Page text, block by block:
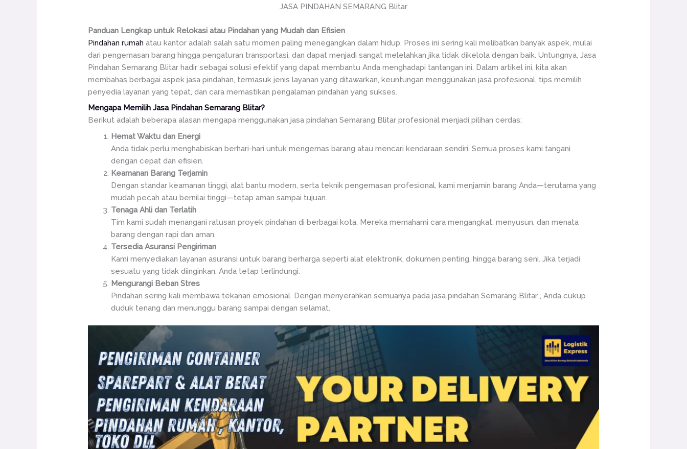
JASA PINDAHAN SEMARANG Blitar
Panduan Lengkap untuk Relokasi atau Pindahan yang Mudah dan Efisien
Pindahan rumah atau kantor adalah salah satu momen paling menegangkan dalam hidup. Proses ini sering kali melibatkan banyak aspek, mulai
dari pengemasan barang hingga pengaturan transportasi, dan dapat menjadi sangat melelahkan jika tidak dikelola dengan baik. Untungnya, Jasa
Pindahan Semarang Blitar hadir sebagai solusi efektif yang dapat membantu Anda menghadapi tantangan ini. Dalam artikel ini, kita akan
membahas berbagai aspek jasa pindahan, termasuk jenis layanan yang ditawarkan, keuntungan menggunakan jasa profesional, tips memilih
penyedia layanan yang tepat, dan cara memastikan pengalaman pindahan yang sukses.
Mengapa Memilih Jasa Pindahan Semarang Blitar?
Berikut adalah beberapa alasan mengapa menggunakan jasa pindahan Semarang Blitar profesional menjadi pilihan cerdas:
Hemat Waktu dan Energi
Anda tidak perlu menghabiskan berhari-hari untuk mengemas barang atau mencari kendaraan sendiri. Semua proses kami tangani
dengan cepat dan efisien.
Keamanan Barang Terjamin
Dengan standar keamanan tinggi, alat bantu modern, serta teknik pengemasan profesional, kami menjamin barang Anda—terutama yang
mudah pecah atau bernilai tinggi—tetap aman sampai tujuan.
Tenaga Ahli dan Terlatih
Tim kami sudah menangani ratusan proyek pindahan di berbagai kota. Mereka memahami cara mengangkat, menyusun, dan menata
barang dengan rapi dan aman.
Tersedia Asuransi Pengiriman
Kami menyediakan layanan asuransi untuk barang berharga seperti alat elektronik, dokumen penting, hingga barang seni. Jika terjadi
sesuatu yang tidak diinginkan, Anda tetap terlindungi.
Mengurangi Beban Stres
Pindahan sering kali membawa tekanan emosional. Dengan menyerahkan semuanya pada jasa pindahan Semarang Blitar , Anda cukup
duduk tenang dan menunggu barang sampai dengan selamat.